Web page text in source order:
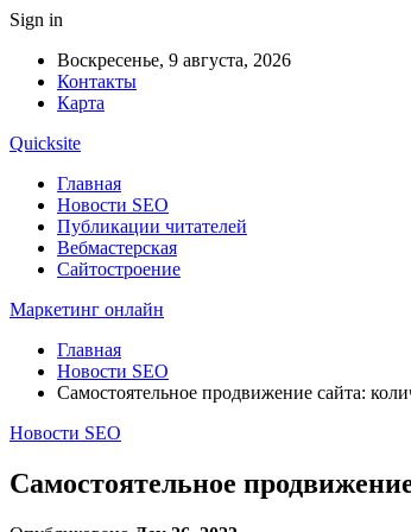
Sign in
Воскресенье, 9 августа, 2026
Контакты
Карта
Quicksite
Главная
Новости SEO
Публикации читателей
Вебмастерская
Сайтостроение
Маркетинг онлайн
Главная
Новости SEO
Самостоятельное продвижение сайта:
Новости SEO
Самостоятельное